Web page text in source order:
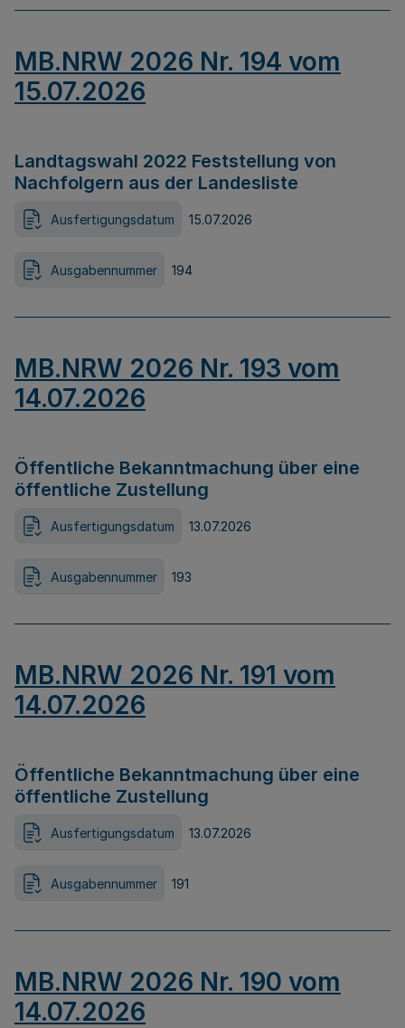
MB.NRW 2026 Nr. 194 vom
15.07.2026
Landtagswahl 2022 Feststellung von
Nachfolgern aus der Landesliste
Ausfertigungsdatum 15.07.2026
Ausgabennummer 194
MB.NRW 2026 Nr. 193 vom
14.07.2026
Öffentliche Bekanntmachung über eine
öffentliche Zustellung
Ausfertigungsdatum 13.07.2026
Ausgabennummer 193
MB.NRW 2026 Nr. 191 vom
14.07.2026
Öffentliche Bekanntmachung über eine
öffentliche Zustellung
Ausfertigungsdatum 13.07.2026
Ausgabennummer 191
MB.NRW 2026 Nr. 190 vom
14.07.2026